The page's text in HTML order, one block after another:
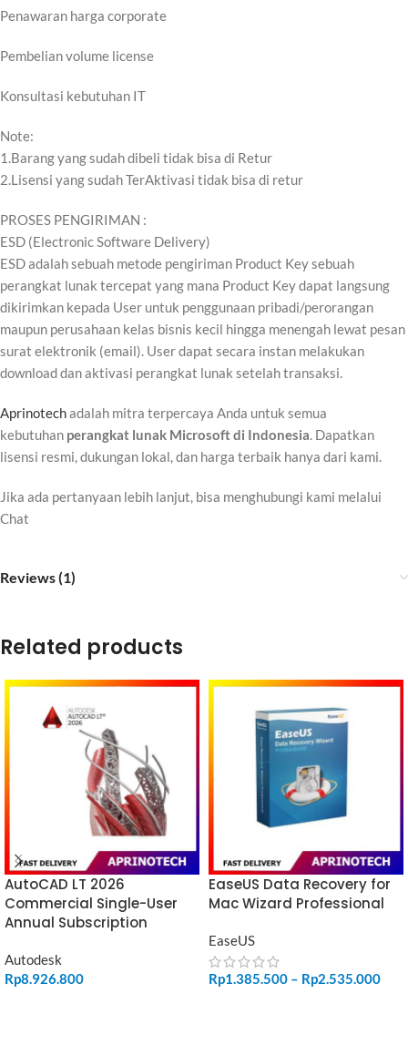
Penawaran harga corporate
Pembelian volume license
Konsultasi kebutuhan IT
Note:
1.Barang yang sudah dibeli tidak bisa di Retur
2.Lisensi yang sudah TerAktivasi tidak bisa di retur
PROSES PENGIRIMAN :
ESD (Electronic Software Delivery)
ESD adalah sebuah metode pengiriman Product Key sebuah
perangkat lunak tercepat yang mana Product Key dapat langsung
dikirimkan kepada User untuk penggunaan pribadi/perorangan
maupun perusahaan kelas bisnis kecil hingga menengah lewat pesan
surat elektronik (email). User dapat secara instan melakukan
download dan aktivasi perangkat lunak setelah transaksi.
Aprinotechadalah mitra terpercaya Anda untuk semua
kebutuhan perangkat lunak Microsoft di Indonesia. Dapatkan
lisensi resmi, dukungan lokal, dan harga terbaik hanya dari kami.
Jika ada pertanyaan lebih lanjut, bisa menghubungi kami melalui
Chat
Reviews (1)
Related products
AutoCAD LT 2026
Commercial Single-User
Annual Subscription
Autodesk
Rp8.926.800
EaseUS Data Recovery for
Mac Wizard Professional
EaseUS
Rp1.385.500 – Rp2.535.000